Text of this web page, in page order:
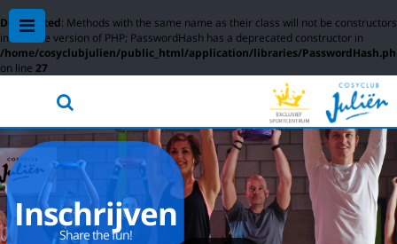
Deprecated: Methods with the same name as their class will not be constructors
in a future version of PHP; PasswordHash has a deprecated constructor in
/home/cosyclubjulien/public_html/application/libraries/
on line 27
Inschrijven
Share the fun!